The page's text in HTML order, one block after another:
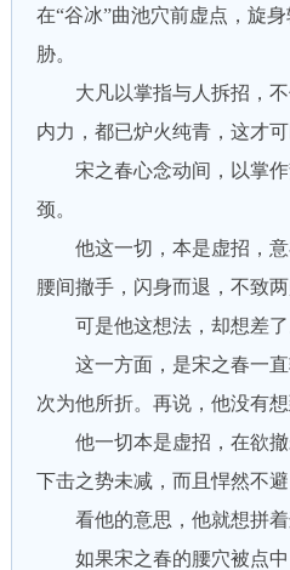
在“谷冰”曲池穴前虚点，旋
胁。
大凡以掌指与人拆招，不
内力，都已炉火纯青，这才
宋之春心念动间，以掌作
颈。
他这一切，本是虚招，意
腰间撤手，闪身而退，不致两
可是他这想法，却想差了
这一方面，是宋之春一直
次为他所折。再说，他没有
他一切本是虚招，在欲撤
下击之势未减，而且悍然不避
看他的意思，他就想拼着
如果宋之春的腰穴被点中